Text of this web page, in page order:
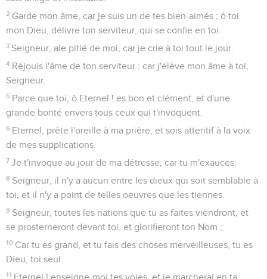
leurs yeux, a cherché ma vie.
miséricordieux, tardif à colère, et abondant en bonté et en
vérité.
16
Tourne-toi vers moi, et aie pitié de moi ; donne ta force à
ton serviteur, délivre le fils de ta servante.
17
Montre-moi quelque signe de ta faveur, et que ceux qui
me haïssent le voient, et soient honteux, parce que tu
m'auras aidé, ô Eternel ! et m'auras consolé.
Seuls les Évangiles sont disponibles en vidéo pour le moment.
Je suis à deux doigts de la mort
Psaume de cantique des enfants de Coré. Sa fondation est